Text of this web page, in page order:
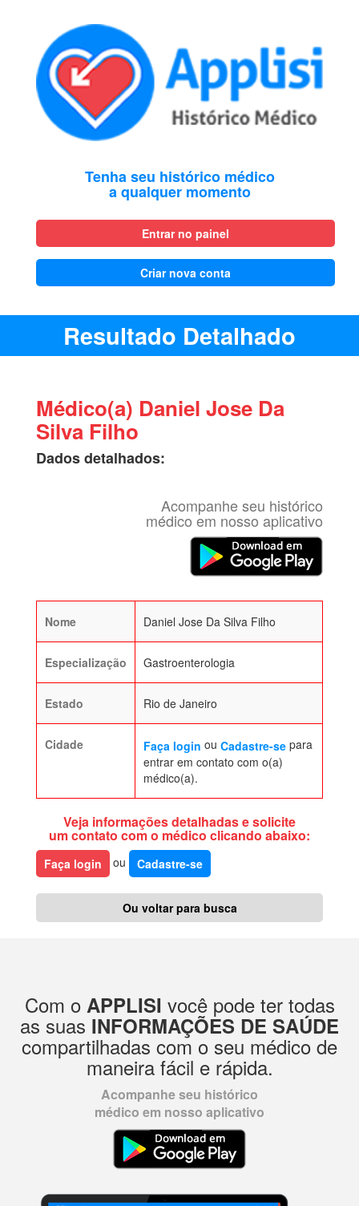
Tenha seu histórico médico
a qualquer momento
Entrar no painel
Criar nova conta
Resultado Detalhado
Médico(a) Daniel Jose Da
Silva Filho
Dados detalhados:
Acompanhe seu histórico
médico em nosso aplicativo
Nome Daniel Jose Da Silva Filho
Especialização Gastroenterologia
Estado Rio de Janeiro
Cidade Faça login ou Cadastre-se para
entrar em contato com o(a)
médico(a).
Veja informações detalhadas e solicite
um contato com o médico clicando abaixo:
Faça login ou Cadastre-se
Ou voltar para busca
Com o APPLISI você pode ter todas
as suas INFORMAÇÕES DE SAÚDE
compartilhadas com o seu médico de
maneira fácil e rápida.
Acompanhe seu histórico
médico em nosso aplicativo